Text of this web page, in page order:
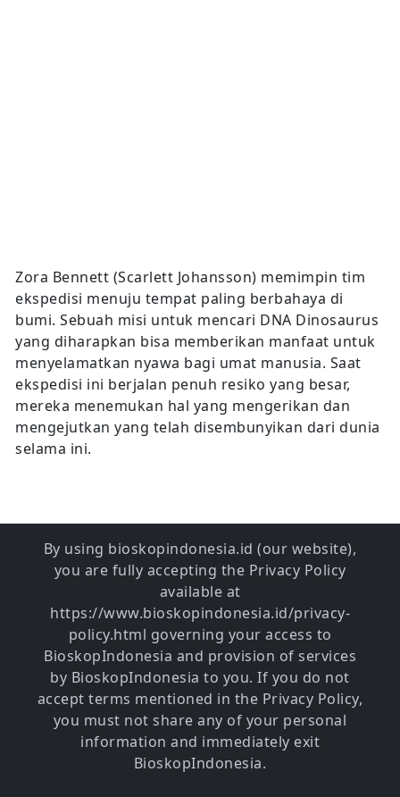
Zora Bennett (Scarlett Johansson) memimpin tim
ekspedisi menuju tempat paling berbahaya di
bumi. Sebuah misi untuk mencari DNA Dinosaurus
yang diharapkan bisa memberikan manfaat untuk
menyelamatkan nyawa bagi umat manusia. Saat
ekspedisi ini berjalan penuh resiko yang besar,
mereka menemukan hal yang mengerikan dan
mengejutkan yang telah disembunyikan dari dunia
selama ini.
By using bioskopindonesia.id (our website),
you are fully accepting the Privacy Policy
available at
https://www.bioskopindonesia.id/privacy-
policy.html governing your access to
BioskopIndonesia and provision of services
by BioskopIndonesia to you. If you do not
accept terms mentioned in the Privacy Policy,
you must not share any of your personal
information and immediately exit
BioskopIndonesia.